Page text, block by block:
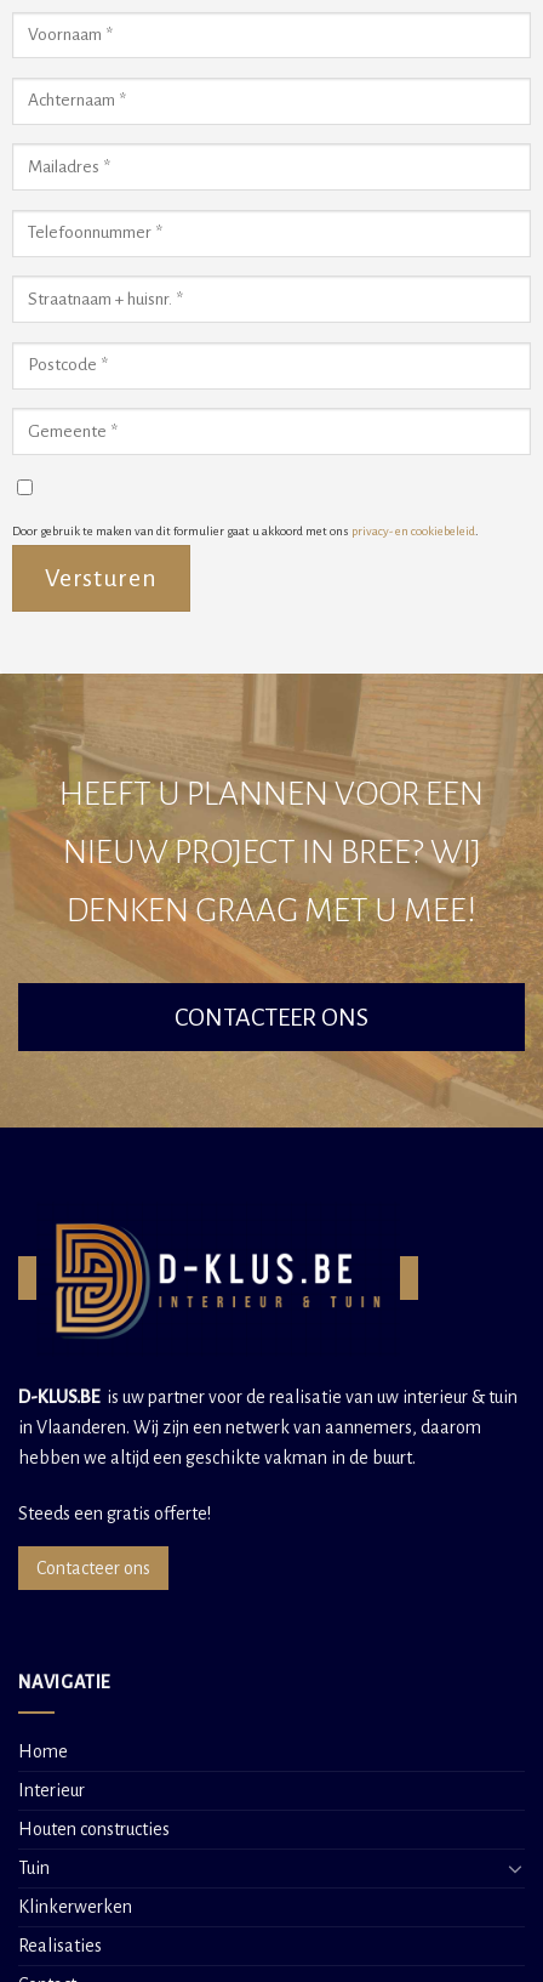
Door gebruik te maken van dit formulier gaat u akkoord met ons privacy- en cookiebeleid
HEEFT U PLANNEN VOOR EEN
NIEUW PROJECT IN BREE? WIJ
DENKEN GRAAG MET U MEE!
CONTACTEER ONS
D-KLUS.BEis uw partner voor de realisatie van uw interieur & tuin
in Vlaanderen. Wij zijn een netwerk van aannemers, daarom
hebben we altijd een geschikte vakman in de buurt.
Steeds een gratis offerte!
Contacteer ons
NAVIGATIE
Home
Interieur
Houten constructies
Tuin
Klinkerwerken
Realisaties